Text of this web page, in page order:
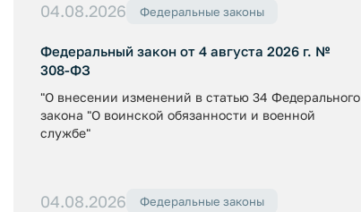
04.08.2026 Федеральные законы
Федеральный закон от 4 августа 2026 г. №
308-ФЗ
"О внесении изменений в статью 34 Федерального
закона "О воинской обязанности и военной
службе"
04.08.2026 Федеральные законы